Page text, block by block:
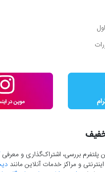
پلتفرم بررسی، اشتراک‌گذاری و معرفی
و مراکز خدمات آنلاین مانند